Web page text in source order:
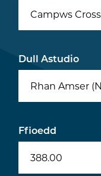
Campws
Dull Astudio
Rhan Amser
Ffioedd
388.00